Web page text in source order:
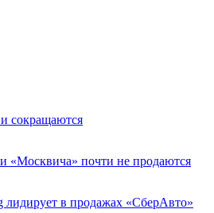
сокращаются
«Москвича» почти не продаются
лидирует в продажах «СберАвто»